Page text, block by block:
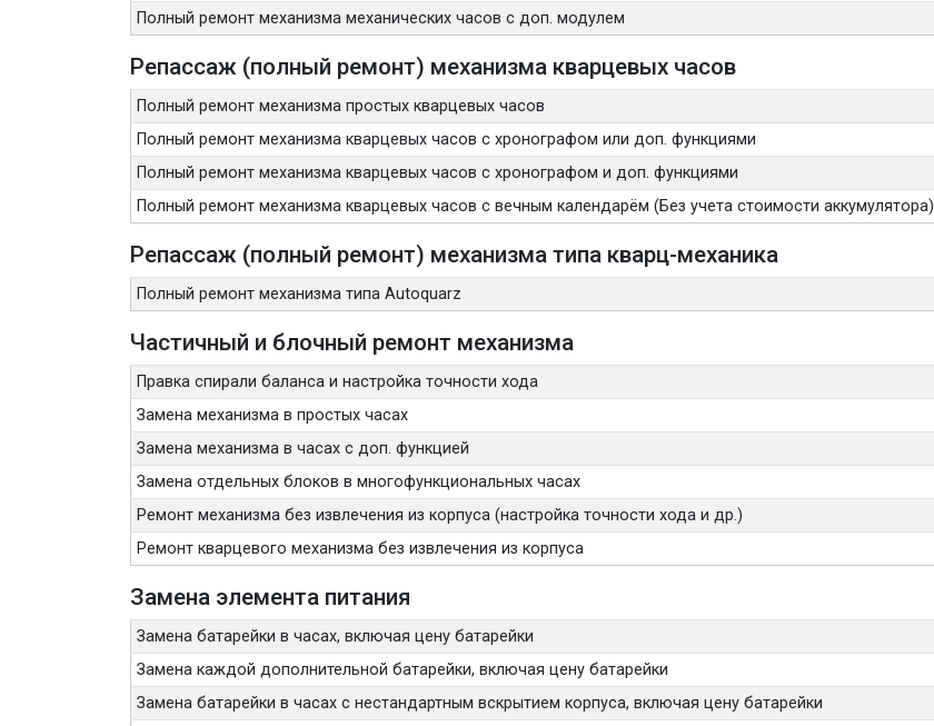
Полный ремонт механизма механических часов с доп. модулем
Репассаж (полный ремонт) механизма кварцевых часов
Полный ремонт механизма простых кварцевых часов
Полный ремонт механизма кварцевых часов с хронографом или доп. функциями
Полный ремонт механизма кварцевых часов с хронографом и доп. функциями
Полный ремонт механизма кварцевых часов с вечным календарём (Без учета стоимости аккумулятора)
Репассаж (полный ремонт) механизма типа кварц-механика
Полный ремонт механизма типа Autoquarz
Частичный и блочный ремонт механизма
Правка спирали баланса и настройка точности хода
Замена механизма в простых часах
Замена механизма в часах с доп. функцией
Замена отдельных блоков в многофункциональных часах
Ремонт механизма без извлечения из корпуса (настройка точности хода и др.)
Ремонт кварцевого механизма без извлечения из корпуса
Замена элемента питания
Замена батарейки в часах, включая цену батарейки
Замена каждой дополнительной батарейки, включая цену батарейки
Замена батарейки в часах с нестандартным вскрытием корпуса, включая цену батарейки